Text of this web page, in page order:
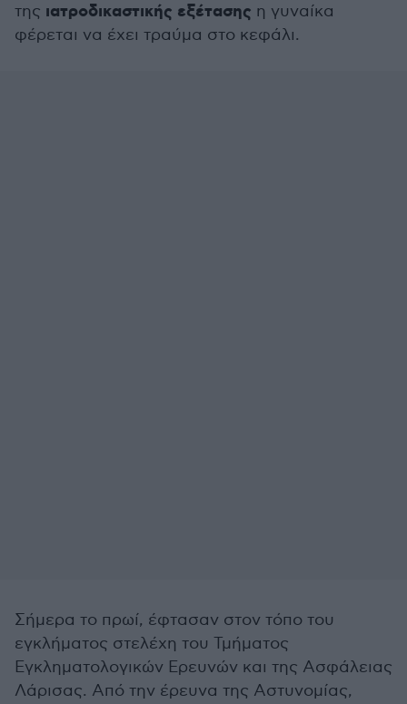
της ιατροδικαστικής εξέτασης η γυναίκα
φέρεται να έχει τραύμα στο κεφάλι.
Σήμερα το πρωί, έφτασαν στον τόπο του
εγκλήματος στελέχη του Τμήματος
Εγκληματολογικών Ερευνών και της Ασφάλειας
Λάρισας. Από την έρευνα της Αστυνομίας,